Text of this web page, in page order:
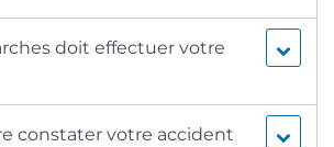
doit effectuer votre
constater votre accident